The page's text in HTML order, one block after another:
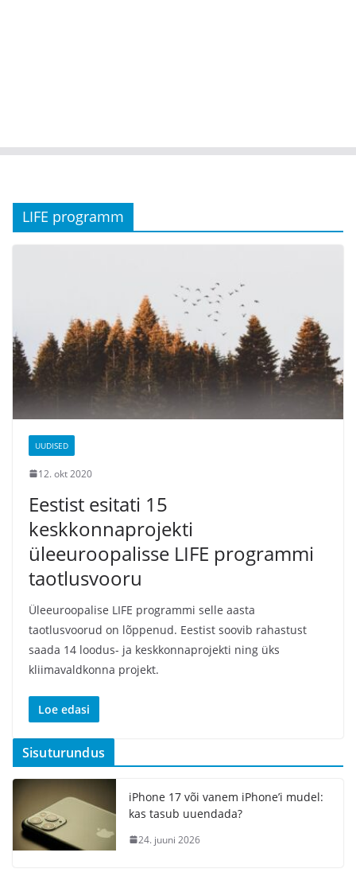
LIFE programm
UUDISED
12. okt 2020
Eestist esitati 15
keskkonnaprojekti
üleeuroopalisse LIFE programmi
taotlusvooru
Üleeuroopalise LIFE programmi selle aasta
taotlusvoorud on lõppenud. Eestist soovib rahastust
saada 14 loodus- ja keskkonnaprojekti ning üks
kliimavaldkonna projekt.
Loe edasi
Sisuturundus
iPhone 17 või vanem iPhone’i mudel:
kas tasub uuendada?
24. juuni 2026